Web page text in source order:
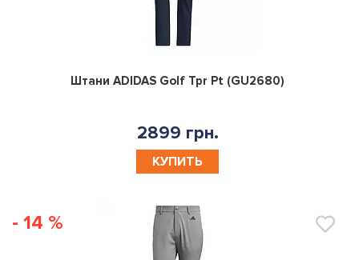
0
Штани ADIDAS Golf Tpr Pt (GU2680)
2899 грн.
КУПИТЬ
- 14 %